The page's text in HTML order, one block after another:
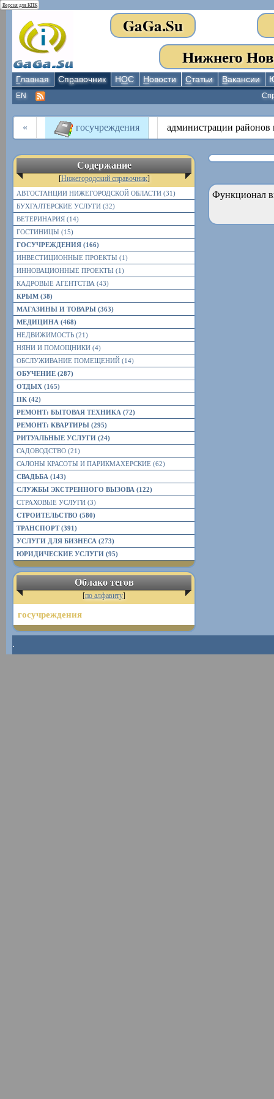
Версия для КПК
GaGa.Su
Нижнего
Главная Справочник НОС Новости Статьи Вакансии
EN
« госучреждения администрации
Содержание
[Нижегородский справочник]
АВТОСТАНЦИИ НИЖЕГОРОДСКОЙ ОБЛАСТИ (31)
БУХГАЛТЕРСКИЕ УСЛУГИ (32)
ВЕТЕРИНАРИЯ (14)
ГОСТИНИЦЫ (15)
ГОСУЧРЕЖДЕНИЯ (166)
ИНВЕСТИЦИОННЫЕ ПРОЕКТЫ (1)
ИННОВАЦИОННЫЕ ПРОЕКТЫ (1)
КАДРОВЫЕ АГЕНТСТВА (43)
КРЫМ (38)
МАГАЗИНЫ И ТОВАРЫ (363)
МЕДИЦИНА (468)
НЕДВИЖИМОСТЬ (21)
НЯНИ И ПОМОЩНИКИ (4)
ОБСЛУЖИВАНИЕ ПОМЕЩЕНИЙ (14)
ОБУЧЕНИЕ (287)
ОТДЫХ (165)
ПК (42)
РЕМОНТ: БЫТОВАЯ ТЕХНИКА (72)
РЕМОНТ: КВАРТИРЫ (295)
РИТУАЛЬНЫЕ УСЛУГИ (24)
САДОВОДСТВО (21)
САЛОНЫ КРАСОТЫ И ПАРИКМАХЕРСКИЕ (62)
СВАДЬБА (143)
СЛУЖБЫ ЭКСТРЕННОГО ВЫЗОВА (122)
СТРАХОВЫЕ УСЛУГИ (3)
СТРОИТЕЛЬСТВО (580)
ТРАНСПОРТ (391)
УСЛУГИ ДЛЯ БИЗНЕСА (273)
ЮРИДИЧЕСКИЕ УСЛУГИ (95)
Облако тегов
[по алфавиту]
госучреждения
Функционал
.